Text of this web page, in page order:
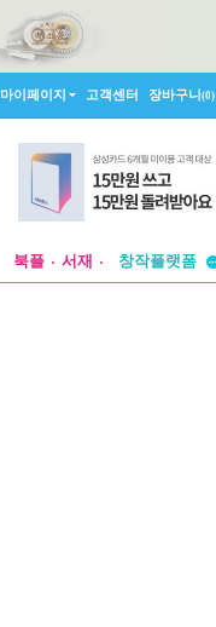
마이페이지 고객센터 장바구니(0)
북플 서재
창작플랫폼